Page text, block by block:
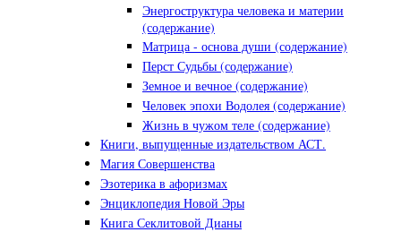
Энергоструктура человека и материи
(содержание)
Матрица - основа души (содержание)
Перст Судьбы (содержание)
Земное и вечное (содержание)
Человек эпохи Водолея (содержание)
Жизнь в чужом теле (содержание)
Книги, выпущенные издательством АСТ.
Магия Совершенства
Эзотерика в афоризмах
Энциклопедия Новой Эры
Книга Секлитовой Дианы